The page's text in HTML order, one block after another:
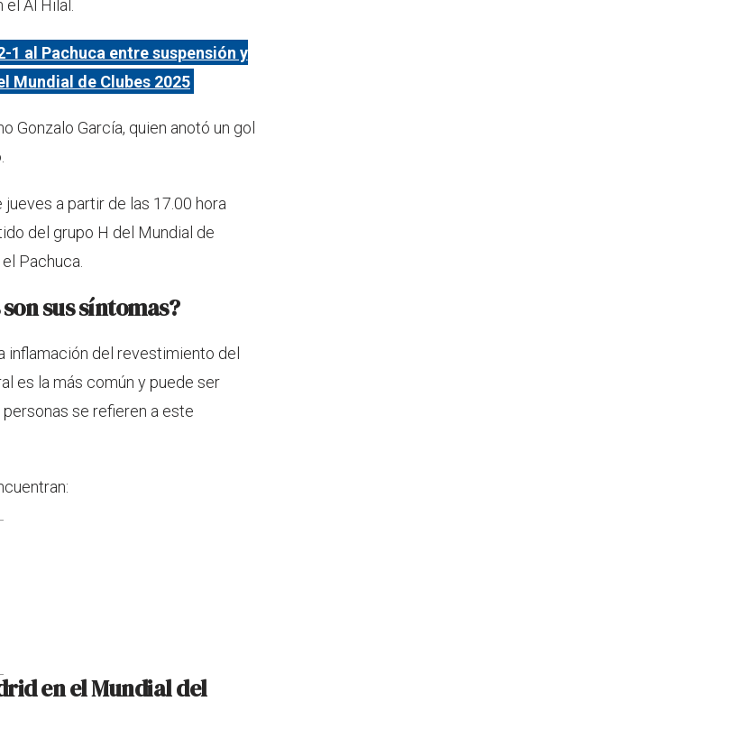
Al Hilal.
1 al Pachuca entre suspensión y
Mundial de Clubes 2025
Gonzalo García, quien anotó un gol
a partir de las 17.00 hora
del grupo H del Mundial de
Pachuca.
sus síntomas?
inflamación del revestimiento del
es la más común y puede ser
se refieren a este
en el Mundial del